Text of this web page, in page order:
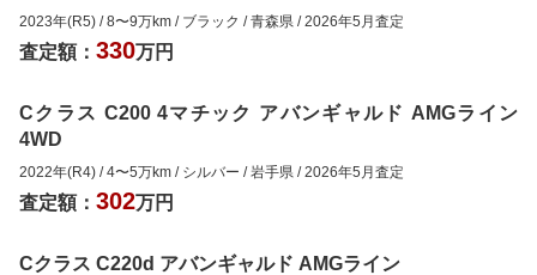
2023年(R5) /8〜9万km / ブラック /青森県 /2026年5月査定
査定額： 330万円
Cクラス C200 4マチック アバンギャルド AMGライン
4WD
2022年(R4) /4〜5万km / シルバー /岩手県 /2026年5月査定
査定額： 302万円
Cクラス C220d アバンギャルド AMGライン